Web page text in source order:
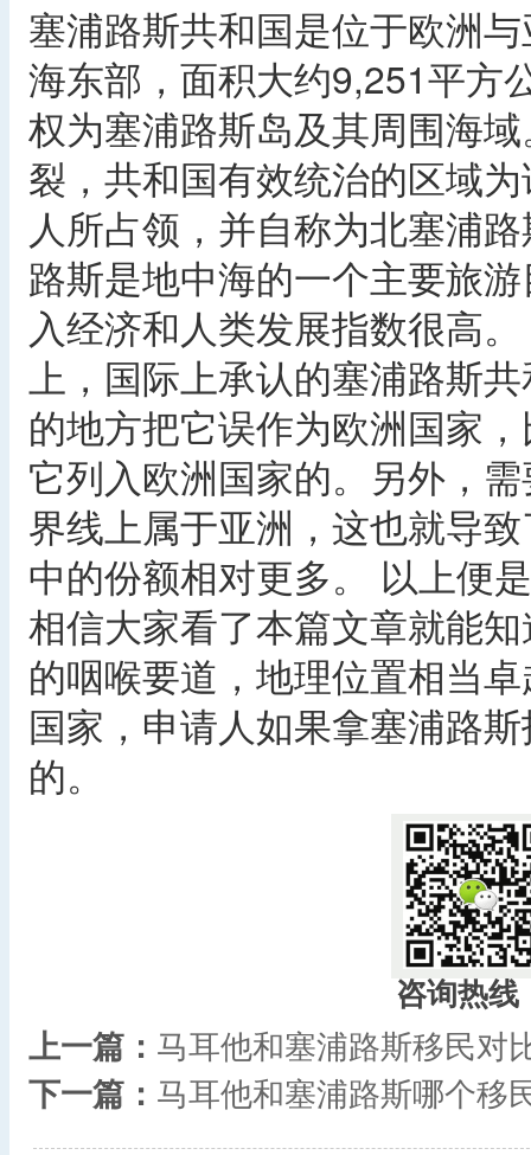
塞浦路斯共和国是位于欧洲
海东部，面积大约9,251平方
权为塞浦路斯岛及其周围海
裂，共和国有效统治的区域
人所占领，并自称为北塞浦
路斯是地中海的一个主要旅
入经济和人类发展指数很高。
上，国际上承认的塞浦路斯
的地方把它误作为欧洲国家
它列入欧洲国家的。另外，
界线上属于亚洲，这也就导
中的份额相对更多。 以上便
相信大家看了本篇文章就能
的咽喉要道，地理位置相当
国家，申请人如果拿塞浦路
的。 ​
咨询热线
上一篇： 马耳他和塞浦路斯移民对
下一篇： 马耳他和塞浦路斯哪个移